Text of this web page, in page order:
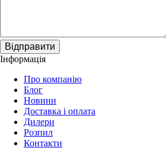
Відправити
Інформація
Про компанію
Блог
Новини
Доставка і оплата
Дилери
Розпил
Контакти